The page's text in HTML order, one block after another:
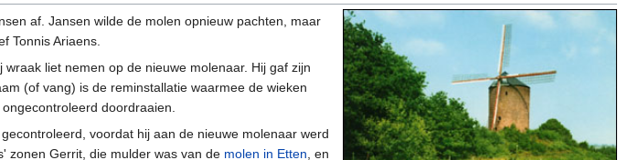
af. Jansen wilde de molen opnieuw pachten, maar
Tonnis Ariaens.
liet nemen op de nieuwe molenaar. Hij gaf zijn
(of vang) is de reminstallatie waarmee de wieken
doordraaien.
voordat hij aan de nieuwe molenaar werd
zonen Gerrit, die mulder was van de molen in Etten , en